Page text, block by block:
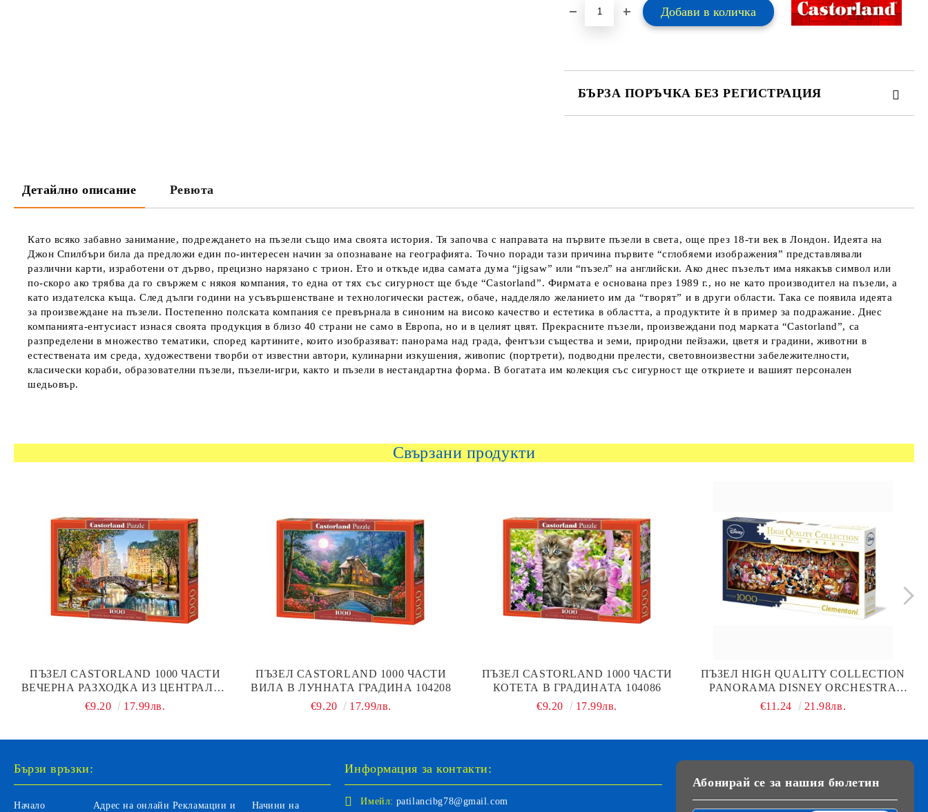
БЪРЗА ПОРЪЧКА БЕЗ РЕГИСТРАЦИЯ
Детайлно описание Ревюта
Като всяко забавно занимание, подреждането на пъзели също има своята история. Тя започва с направата на първите пъзели в света, още през 18-ти век в Лондон. Идеята на
Джон Спилбъри била да предложи един по-интересен начин за опознаване на географията. Точно поради тази причина първите “сглобяеми изображения” представлявали
различни карти, изработени от дърво, прецизно нарязано с трион. Ето и откъде идва самата дума “jigsaw” или “пъзел” на английски. Ако днес пъзелът има някакъв символ или
по-скоро ако трябва да го свържем с някоя компания, то една от тях със сигурност ще бъде “Castorland”. Фирмата е основана през 1989 г., но не като производител на пъзели, а
като издателска къща. След дълги години на усъвършенстване и технологически растеж, обаче, надделяло желанието им да “творят” и в други области. Така се появила идеята
за произвеждане на пъзели. Постепенно полската компания се превърнала в синоним на високо качество и естетика в областта, а продуктите ѝ в пример за подражание. Днес
компанията-ентусиаст изнася своята продукция в близо 40 страни не само в Европа, но и в целият цвят. Прекрасните пъзели, произвеждани под марката “Castorland”, са
разпределени в множество тематики, според картините, които изобразяват: панорама над града, фентъзи същества и земи, природни пейзажи, цветя и градини, животни в
естествената им среда, художествени творби от известни автори, кулинарни изкушения, живопис (портрети), подводни прелести, световноизвестни забележителности,
класически кораби, образователни пъзели, пъзели-игри, както и пъзели в нестандартна форма. В богатата им колекция със сигурност ще откриете и вашият персонален
шедьовър.
Свързани продукти
ПЪЗЕЛ CASTORLAND 1000 ЧАСТИ
ВЕЧЕРНА РАЗХОДКА ИЗ ЦЕНТРАЛЕН
ПАРК, НЮ ЙОРК 104376
€9.20 17.99лв.
ПЪЗЕЛ CASTORLAND 1000 ЧАСТИ
ВИЛА В ЛУННАТА ГРАДИНА 104208
€9.20
17.99лв.
ПЪЗЕЛ CASTORLAND 1000 ЧАСТИ
КОТЕТА В ГРАДИНАТА 104086
€9.20
17.99лв.
ПЪЗЕЛ HIGH QUALITY COLLECTION
PANORAMA DISNEY ORCHESTRA
1000Ч. CLEMENTONI 39445
€11.24 21.98лв.
Бързи връзки:
Начало Адрес на онлайн Рекламации и Начини на
Информация за контакти:
Имейл: patilancibg78@gmail.com
Абонирай се за нашия бюлетин